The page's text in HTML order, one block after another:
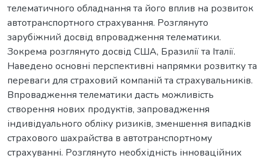
телематичного обладнання та його вплив на розвиток
автотранспортного страхування. Розглянуто
зарубіжний досвід впровадження телематики.
Зокрема розглянуто досвід США, Бразилії та Італії.
Наведено основні перспективні напрямки розвитку та
переваги для страховий компаній та страхувальників.
Впровадження телематики дасть можливість
створення нових продуктів, запровадження
індивідуального обліку ризиків, зменшення випадків
страхового шахрайства в автотранспортному
страхуванні. Розглянуто необхідність інноваційних